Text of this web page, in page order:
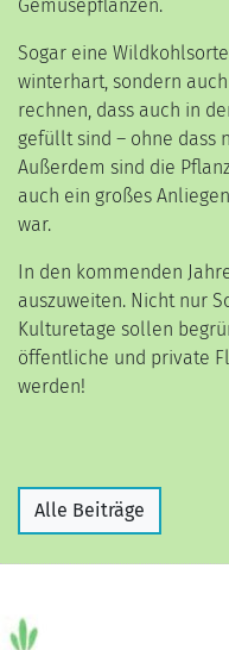
Gemüsepflanzen.
Sogar eine
winterhart, sondern
rechnen, dass auch in
gefüllt sind – ohne dass
Außerdem sind die
auch ein großes
war.
In den kommenden
auszuweiten. Nicht nur
Kulturetage sollen
öffentliche und private
werden!
Alle Beiträge